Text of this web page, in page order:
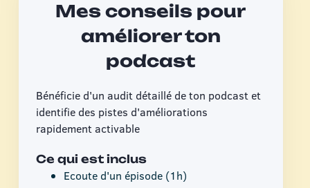
Mes conseils pour
améliorer ton
podcast
Bénéficie d'un audit détaillé de ton podcast et
identifie des pistes d'améliorations
rapidement activable
Ce qui est inclus
Ecoute d'un épisode (1h)